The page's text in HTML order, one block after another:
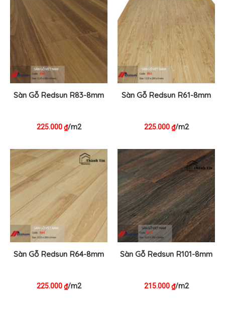
Sàn Gỗ Redsun R83-8mm
225.000₫/m2
Sàn Gỗ Redsun R61-8mm
225.000₫/m2
Sàn Gỗ Redsun R64-8mm
225.000₫/m2
Sàn Gỗ Redsun R101-8mm
215.000₫/m2